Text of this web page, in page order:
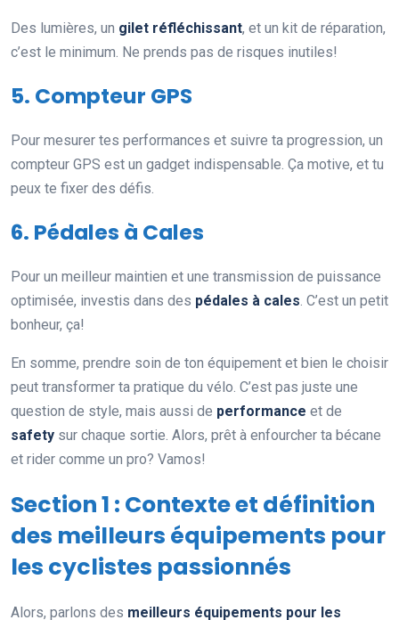
Des lumières, un gilet réfléchissant, et un kit de réparation,
c’est le minimum. Ne prends pas de risques inutiles!
5. Compteur GPS
Pour mesurer tes performances et suivre ta progression, un
compteur GPS est un gadget indispensable. Ça motive, et tu
peux te fixer des défis.
6. Pédales à Cales
Pour un meilleur maintien et une transmission de puissance
optimisée, investis dans des pédales à cales. C’est un petit
bonheur, ça!
En somme, prendre soin de ton équipement et bien le choisir
peut transformer ta pratique du vélo. C’est pas juste une
question de style, mais aussi de performance et de
safety sur chaque sortie. Alors, prêt à enfourcher ta bécane
et rider comme un pro? Vamos!
Section 1 : Contexte et définition
des meilleurs équipements pour
les cyclistes passionnés
Alors, parlons des meilleurs équipements pour les